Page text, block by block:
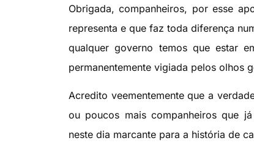
Obrigada, companheiros, por esse
representa e que faz toda diferença
qualquer governo temos que estar
permanentemente vigiada pelos olhos
Acredito veementemente que a
ou poucos mais companheiros que
neste dia marcante para a história de